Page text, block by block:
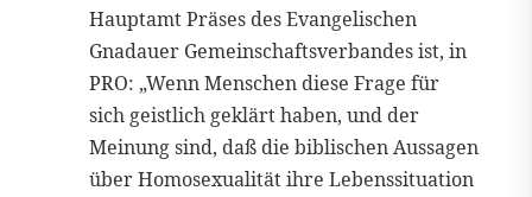
Hauptamt Präses des Evangelischen
Gnadauer Gemeinschaftsverbandes ist, in
PRO: „Wenn Menschen diese Frage für
sich geistlich geklärt haben, und der
Meinung sind, daß die biblischen Aussagen
über Homosexualität ihre Lebenssituation